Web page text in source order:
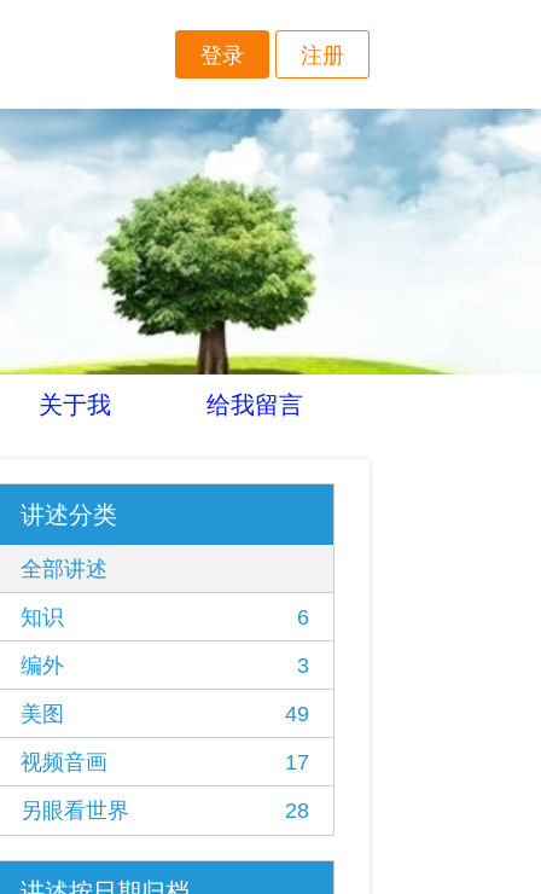
登录 注册
关于我 给我留言
讲述分类
全部讲述
知识
6
编外
3
美图
49
视频音画
17
另眼看世界
28